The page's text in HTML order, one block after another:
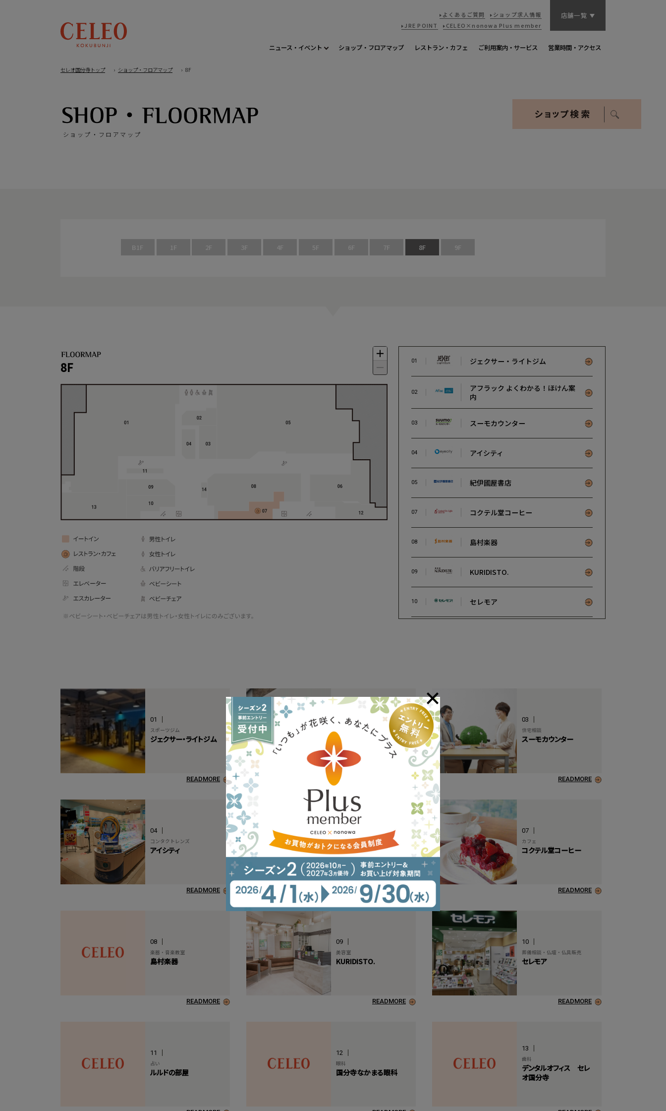
ニュース・イベント ショップ・フロアマップ レストラン・カフェ ご利用案内・サービス 営業時間・アクセス
よくあるご質問
ショップ求人情報
JRE POINT
CELEO×nonowa Plus member
店舗一覧
セレオ国分寺トップ ショップ・フロアマップ 8F
ショップ・フロアマップ
B1F 1F 2F 3F 4F 5F 6F 7F 8F 9F
8F 01 ジェクサー・ライトジム
02
アフラック よくわかる！ほけん案
内
03 スーモカウンター
04 アイシティ
05 紀伊國屋書店
07 コクテル堂コーヒー
08 島村楽器
09 KURIDISTO.
10 セレモア
STATION BOOTH
01
スポーツジム
ジェクサー・ライトジム
READMORE
保険
アフラック よくわかる！
ほけん案内
03
住宅相談
スーモカウンター
READMORE
04
コンタクトレンズ
アイシティ
READMORE
05
書籍
紀伊國屋書店
READMORE
07
カフェ
コクテル堂コーヒー
READMORE
08
楽器・音楽教室
島村楽器
READMORE
09
美容室
KURIDISTO.
READMORE
10
葬儀相談・仏壇・仏具販売
セレモア
READMORE
11
占い
ルルドの部屋
12
眼科
国分寺なかまる眼科
13
歯科
デンタルオフィス セレ
オ国分寺